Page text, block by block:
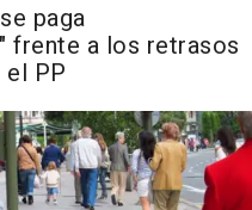
paga
frente a los retrasos
PP